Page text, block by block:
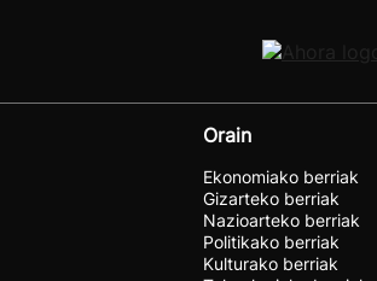
Orain
Ekonomiako berriak
Gizarteko berriak
Nazioarteko berriak
Politikako berriak
Kulturako berriak